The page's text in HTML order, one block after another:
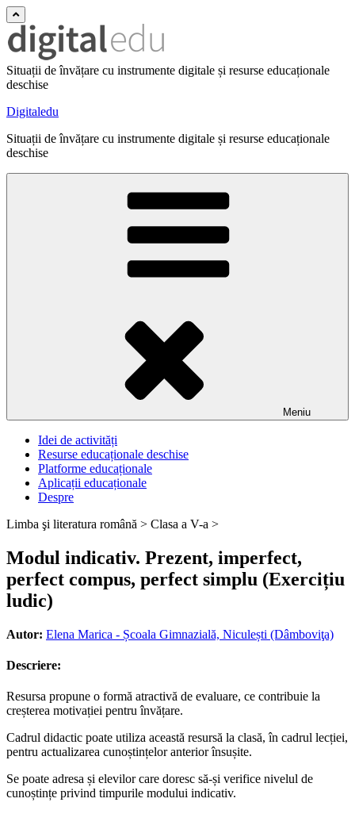
Situații de învățare cu instrumente digitale și resurse educaționale
deschise
Digitaledu
Situații de învățare cu instrumente digitale și resurse educaționale
deschise
Meniu
Idei de activități
Resurse educaționale deschise
Platforme educaționale
Aplicații educaționale
Despre
Limba şi literatura română > Clasa a V-a >
Modul indicativ. Prezent, imperfect,
perfect compus, perfect simplu (Exercițiu
ludic)
Autor: Elena Marica - Școala Gimnazială, Niculești (Dâmboviţa)
Descriere:
Resursa propune o formă atractivă de evaluare, ce contribuie la
creșterea motivației pentru învățare.
Cadrul didactic poate utiliza această resursă la clasă, în cadrul lecției,
pentru actualizarea cunoștințelor anterior însușite.
Se poate adresa și elevilor care doresc să-și verifice nivelul de
cunoștințe privind timpurile modului indicativ.